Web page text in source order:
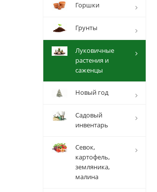
Горшки
Грунты
Луковичные
растения и
саженцы
Новый год
Садовый
инвентарь
Севок,
картофель,
земляника,
малина